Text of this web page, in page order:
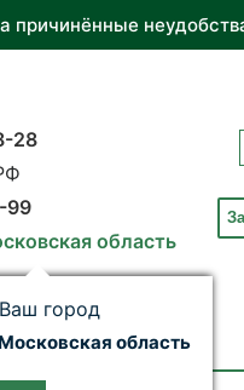
причинённые
28
99
область
Ваш город
область